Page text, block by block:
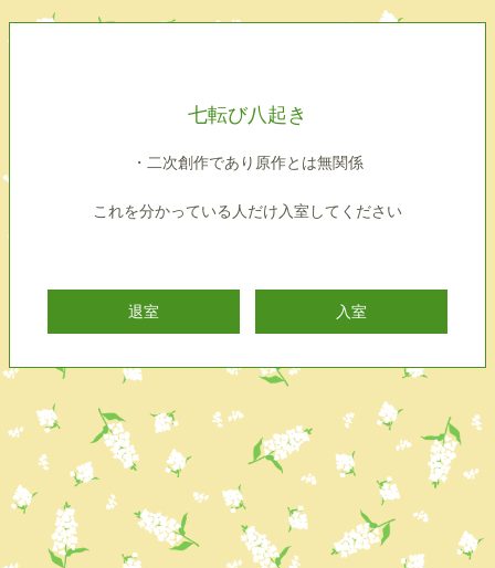
七転び八起き
・二次創作であり原作とは無関係
これを分かっている人だけ入室してください
退室 入室